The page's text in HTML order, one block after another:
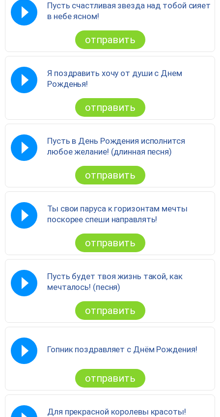
Пусть счастливая звезда над тобой сияет
в небе ясном!
отправить
Я поздравить хочу от души с Днем
Рожденья!
отправить
Пусть в День Рождения исполнится
любое желание! (длинная песня)
отправить
Ты свои паруса к горизонтам мечты
поскорее спеши направлять!
отправить
Пусть будет твоя жизнь такой, как
мечталось! (песня)
отправить
Гопник поздравляет с Днём Рождения!
отправить
Для прекрасной королевы красоты!